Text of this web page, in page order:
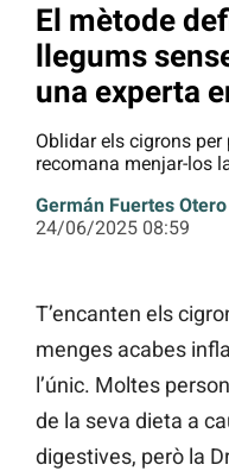
El mètode
llegums
una experta
Oblidar els cigrons
recomana menjar-los
Germán Fuertes Otero
24/06/2025 08:59
T’encanten els
menges acabes
l’únic. Moltes
de la seva dieta a
digestives, però la